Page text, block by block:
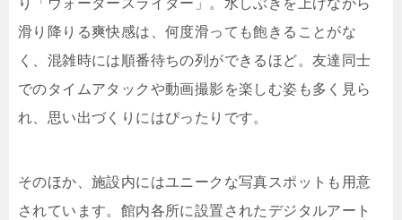
り「ウォータースライダー」。水しぶきを上げながら
滑り降りる爽快感は、何度滑っても飽きることがな
く、混雑時には順番待ちの列ができるほど。友達同士
でのタイムアタックや動画撮影を楽しむ姿も多く見ら
れ、思い出づくりにはぴったりです。
そのほか、施設内にはユニークな写真スポットも用意
されています。館内各所に設置されたデジタルアート